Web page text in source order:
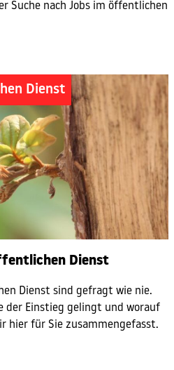
Suche nach Jobs im öffentlichen
Dienst
Dienst
Dienst sind gefragt wie nie.
der Einstieg gelingt und worauf
hier für Sie zusammengefasst.